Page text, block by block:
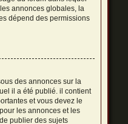
annonces globales, la
dépend des permissions
des annonces sur la
il a été publié. il contient
et vous devez le
les annonces et les
publier des sujets